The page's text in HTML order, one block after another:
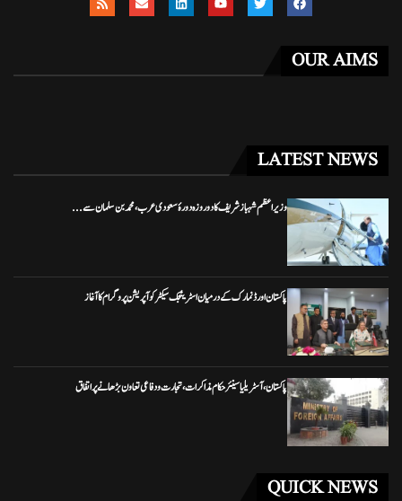
OUR AIMS
LATEST NEWS
وزیراعظم شہباز شریف کا دو روزہ دورۂ سعودی عرب، محمد بن سلمان سے...
پاکستان اور ڈنمارک کے درمیان اسٹریٹجک سیکٹر کوآپریشن پروگرام کا آغاز
پاکستان، آسٹریلیا سینئر حکام مذاکرات، تجارت و دفاعی تعاون بڑھانے پر اتفاق
QUICK NEWS